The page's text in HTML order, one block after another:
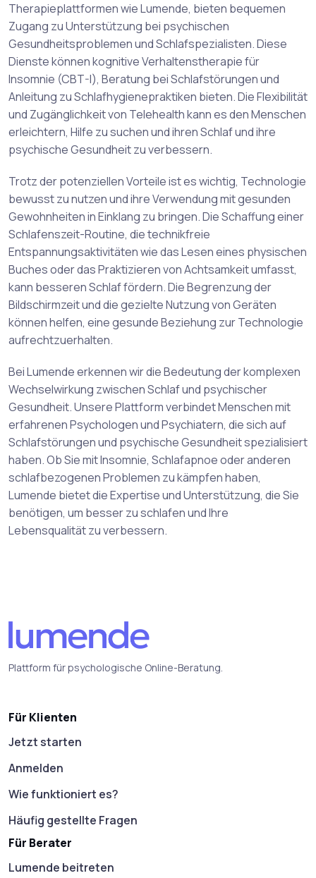
Therapieplattformen wie Lumende, bieten bequemen
Zugang zu Unterstützung bei psychischen
Gesundheitsproblemen und Schlafspezialisten. Diese
Dienste können kognitive Verhaltenstherapie für
Insomnie (CBT-I), Beratung bei Schlafstörungen und
Anleitung zu Schlafhygienepraktiken bieten. Die Flexibilität
und Zugänglichkeit von Telehealth kann es den Menschen
erleichtern, Hilfe zu suchen und ihren Schlaf und ihre
psychische Gesundheit zu verbessern.
Trotz der potenziellen Vorteile ist es wichtig, Technologie
bewusst zu nutzen und ihre Verwendung mit gesunden
Gewohnheiten in Einklang zu bringen. Die Schaffung einer
Schlafenszeit-Routine, die technikfreie
Entspannungsaktivitäten wie das Lesen eines physischen
Buches oder das Praktizieren von Achtsamkeit umfasst,
kann besseren Schlaf fördern. Die Begrenzung der
Bildschirmzeit und die gezielte Nutzung von Geräten
können helfen, eine gesunde Beziehung zur Technologie
aufrechtzuerhalten.
Bei Lumende erkennen wir die Bedeutung der komplexen
Wechselwirkung zwischen Schlaf und psychischer
Gesundheit. Unsere Plattform verbindet Menschen mit
erfahrenen Psychologen und Psychiatern, die sich auf
Schlafstörungen und psychische Gesundheit spezialisiert
haben. Ob Sie mit Insomnie, Schlafapnoe oder anderen
schlafbezogenen Problemen zu kämpfen haben,
Lumende bietet die Expertise und Unterstützung, die Sie
benötigen, um besser zu schlafen und Ihre
Lebensqualität zu verbessern.
Plattform für psychologische Online-Beratung.
Für Klienten
Jetzt starten
Anmelden
Wie funktioniert es?
Häufig gestellte Fragen
Für Berater
Lumende beitreten